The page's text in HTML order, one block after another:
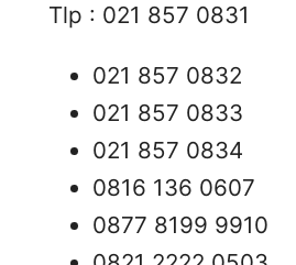
Tlp : 021 857 0831
021 857 0832
021 857 0833
021 857 0834
0816 136 0607
0877 8199 9910